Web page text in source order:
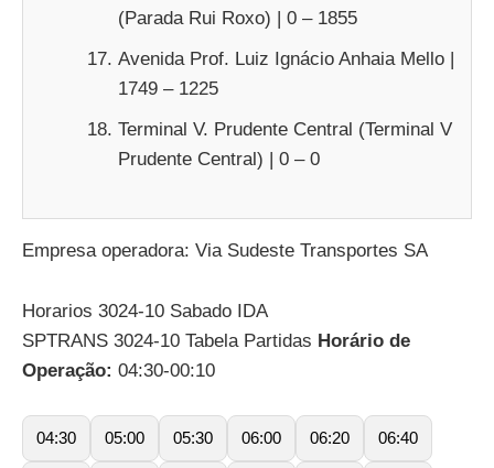
(Parada Rui Roxo) | 0 – 1855
Avenida Prof. Luiz Ignácio Anhaia Mello |
1749 – 1225
Terminal V. Prudente Central (Terminal V
Prudente Central) | 0 – 0
Empresa operadora: Via Sudeste Transportes SA
Horarios 3024-10 Sabado IDA
SPTRANS 3024-10 Tabela Partidas Horário de
Operação: 04:30-00:10
04:30 05:00 05:30 06:00 06:20 06:40